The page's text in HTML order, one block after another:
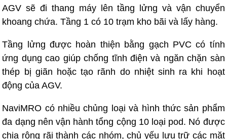
AGV sẽ đi thang máy lên tầng lửng và vận chuyển
khoang chứa. Tầng 1 có 10 trạm kho bãi và lấy hàng.
Tầng lửng được hoàn thiện bằng gạch PVC có tính
ứng dụng cao giúp chống tĩnh điện và ngăn chặn sàn
thép bị giãn hoặc tạo rãnh do nhiệt sinh ra khi hoạt
động của AGV.
NaviMRO có nhiều chủng loại và hình thức sản phẩm
đa dạng nên vận hành tổng cộng 10 loại pod. Nó được
chia rộng rãi thành các nhóm, chủ yếu lưu trữ các mặt